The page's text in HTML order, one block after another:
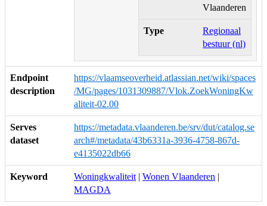
Vlaanderen
Type
Regionaal
bestuur (nl)
Endpoint
description
https://vlaamseoverheid.atlassian.net/wiki/spaces
/MG/pages/1031309887/Vlok.ZoekWoningKw
aliteit-02.00
Serves
dataset
https://metadata.vlaanderen.be/srv/dut/catalog.se
arch#/metadata/43b6331a-3936-4758-867d-
e4135022db66
Keyword Woningkwaliteit | Wonen Vlaanderen |
MAGDA